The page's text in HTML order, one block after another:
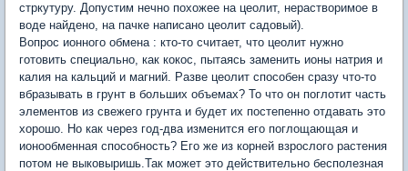
стркутуру. Допустим нечно похожее на цеолит, нерастворимое в
воде найдено, на пачке написано цеолит садовый).
Вопрос ионного обмена : кто-то считает, что цеолит нужно
готовить специально, как кокос, пытаясь заменить ионы натрия и
калия на кальций и магний. Разве цеолит способен сразу что-то
вбразывать в грунт в больших объемах? То что он поглотит часть
элементов из свежего грунта и будет их постепенно отдавать это
хорошо. Но как через год-два изменится его поглощающая и
ионообменная способность? Его же из корней взрослого растения
потом не выковыришь.Так может это действительно бесполезная